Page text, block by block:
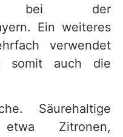
bei der
Ein weiteres
verwendet
somit auch die
Säurehaltige
Zitronen,